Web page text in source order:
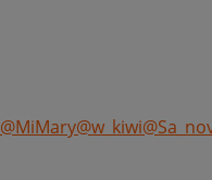
@MiMary@w_kiwi